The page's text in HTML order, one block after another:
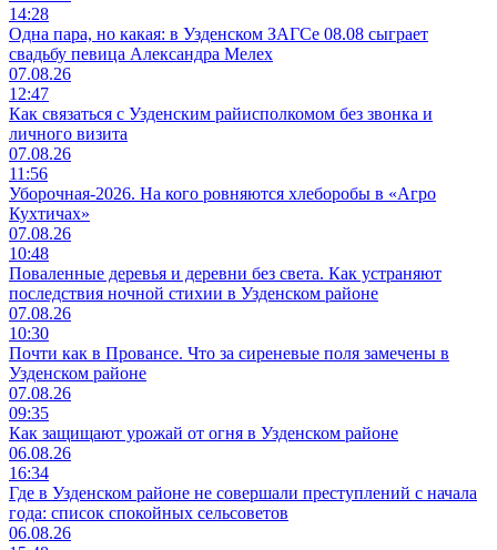
14:28
Одна пара, но какая: в Узденском ЗАГСе 08.08 сыграет
свадьбу певица Александра Мелех
07.08.26
12:47
Как связаться с Узденским райисполкомом без звонка и
личного визита
07.08.26
11:56
Уборочная-2026. На кого ровняются хлеборобы в «Агро
Кухтичах»
07.08.26
10:48
Поваленные деревья и деревни без света. Как устраняют
последствия ночной стихии в Узденском районе
07.08.26
10:30
Почти как в Провансе. Что за сиреневые поля замечены в
Узденском районе
07.08.26
09:35
Как защищают урожай от огня в Узденском районе
06.08.26
16:34
Где в Узденском районе не совершали преступлений с начала
года: список спокойных сельсоветов
06.08.26